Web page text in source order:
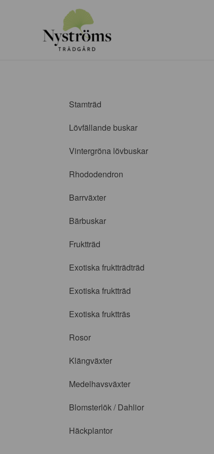
Stamträd
Lövfällande buskar
Vintergröna lövbuskar
Rhododendron
Barrväxter
Bärbuskar
Fruktträd
Exotiska fruktträdträd
Exotiska fruktträd
Exotiska fruktträs
Rosor
Klängväxter
Medelhavsväxter
Blomsterlök / Dahlior
Häckplantor